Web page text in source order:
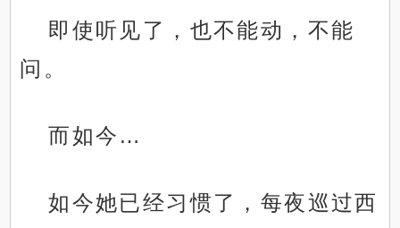
即使听见了，也不能动，不能
问。
而如今…
如今她已经习惯了，每夜巡过西